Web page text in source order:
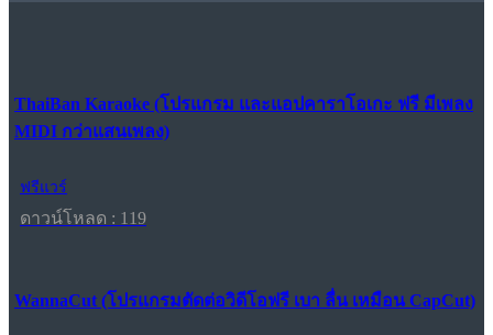
ThaiBan Karaoke (โปรแกรม และแอปคาราโอเกะ ฟรี มีเพลง
MIDI กว่าแสนเพลง)
ฟรีแวร์
ดาวน์โหลด : 119
WannaCut (โปรแกรมตัดต่อวิดีโอฟรี เบา ลื่น เหมือน CapCut)